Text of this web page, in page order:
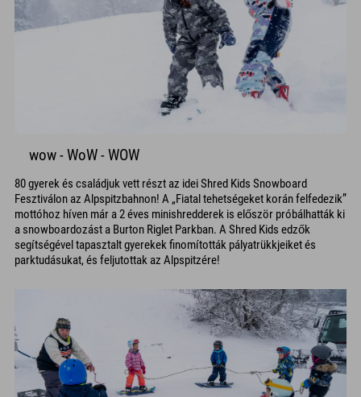
wow - WoW - WOW
80 gyerek és családjuk vett részt az idei Shred Kids Snowboard
Fesztiválon az Alpspitzbahnon! A „Fiatal tehetségeket korán felfedezik”
mottóhoz híven már a 2 éves minishredderek is először próbálhatták ki
a snowboardozást a Burton Riglet Parkban. A Shred Kids edzők
segítségével tapasztalt gyerekek finomították pályatrükkjeiket és
parktudásukat, és feljutottak az Alpspitzére!